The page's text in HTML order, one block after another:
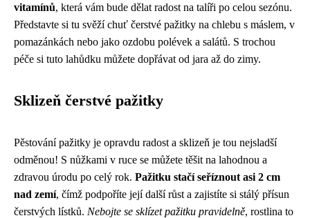
vitamínů, která vám bude dělat radost na talíři po celou sezónu.
Představte si tu svěží chuť čerstvé pažitky na chlebu s máslem, v
pomazánkách nebo jako ozdobu polévek a salátů. S trochou
péče si tuto lahůdku můžete dopřávat od jara až do zimy.
Sklizeň čerstvé pažitky
Pěstování pažitky je opravdu radost a sklizeň je tou nejsladší
odměnou! S nůžkami v ruce se můžete těšit na lahodnou a
zdravou úrodu po celý rok. Pažitku stačí seříznout asi 2 cm
nad zemí, čímž podpoříte její další růst a zajistíte si stálý přísun
čerstvých lístků. Nebojte se sklízet pažitku pravidelně, rostlina to